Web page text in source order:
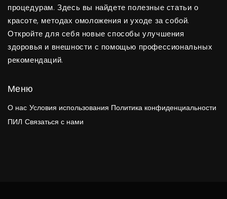
процедурам. Здесь вы найдете полезные статьи о
красоте, методах омоложения и уходе за собой.
Откройте для себя новые способы улучшения
здоровья и внешности с помощью профессиональных
рекомендаций.
Меню
О нас Условия использования Политика конфиденциальности
ПИЛ Связаться с нами